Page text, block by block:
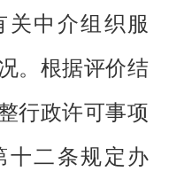
关中介组织服
。根据评价结
行政许可事项
十二条规定办